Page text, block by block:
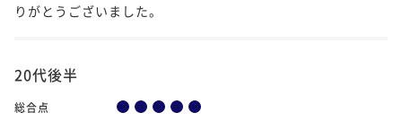
りがとうございました。
20代後半
総合点